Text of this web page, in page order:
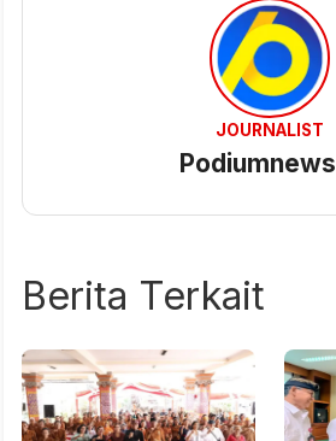
JOURNALIST
Podiumnews
Berita Terkait